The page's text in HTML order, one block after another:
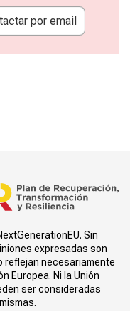
por email
Sin
expresadas son
reflejan necesariamente
Europea. Ni la Unión
ser consideradas